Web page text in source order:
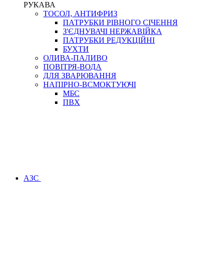
РУКАВА
ТОСОЛ, АНТИФРИЗ
ПАТРУБКИ РІВНОГО СІЧЕННЯ
З'ЄДНУВАЧІ НЕРЖАВІЙКА
ПАТРУБКИ РЕДУКЦІЙНІ
БУХТИ
ОЛИВА-ПАЛИВО
ПОВІТРЯ-ВОДА
ДЛЯ ЗВАРЮВАННЯ
НАПІРНО-ВСМОКТУЮЧІ
МБС
ПВХ
АЗС